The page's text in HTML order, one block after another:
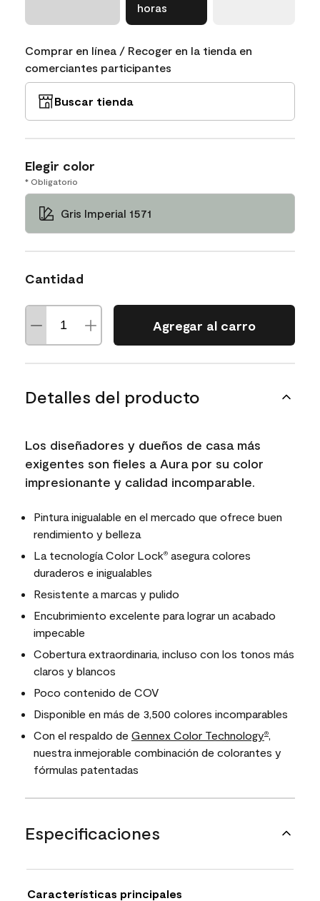
horas
Comprar en línea / Recoger en la tienda en
comerciantes participantes
Buscar tienda
Elegir color
* Obligatorio
Gris Imperial 1571
Cantidad
Agregar al carro
Detalles del producto
Los diseñadores y dueños de casa más
exigentes son fieles a Aura por su color
impresionante y calidad incomparable.
Pintura inigualable en el mercado que ofrece buen
rendimiento y belleza
La tecnología Color Lock® asegura colores
duraderos e inigualables
Resistente a marcas y pulido
Encubrimiento excelente para lograr un acabado
impecable
Cobertura extraordinaria, incluso con los tonos más
claros y blancos
Poco contenido de COV
Disponible en más de 3,500 colores incomparables
Con el respaldo de Gennex Color Technology®,
nuestra inmejorable combinación de colorantes y
fórmulas patentadas
Especificaciones
Características principales